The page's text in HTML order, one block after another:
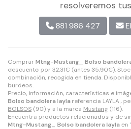
ComprarMtng-Mustang_ Bolso
descuento por32,31€ (antes 35,90€).
combinación, recogida en tienda.
burdeos.
Precio, información, características e
Bolso bandolera layla referencia LAYLA ,
BOLSOS (90) y a la marca Mustang (116).
Encuentra productos relacionados y de
Mtng-Mustang_ Bolso bandolera layla en
resolveremos
881 986 427